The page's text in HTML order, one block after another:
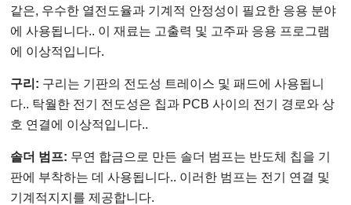
같은, 우수한 열전도율과 기계적 안정성이 필요한 응용 분야
에 사용됩니다.. 이 재료는 고출력 및 고주파 응용 프로그램
에 이상적입니다.
구리: 구리는 기판의 전도성 트레이스 및 패드에 사용됩니
다.. 탁월한 전기 전도성은 칩과 PCB 사이의 전기 경로와 상
호 연결에 이상적입니다..
솔더 범프: 무연 합금으로 만든 솔더 범프는 반도체 칩을 기
판에 부착하는 데 사용됩니다.. 이러한 범프는 전기 연결 및
기계적지지를 제공합니다.